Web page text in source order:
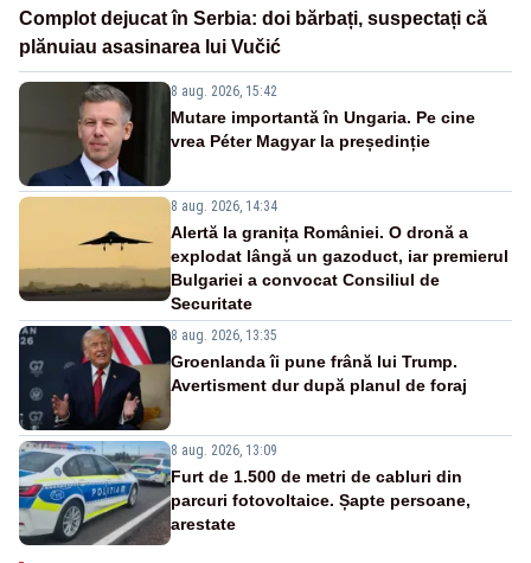
Complot dejucat în Serbia: doi bărbați, suspectați că
plănuiau asasinarea lui Vučić
8 aug. 2026, 15:42
Mutare importantă în Ungaria. Pe cine
vrea Péter Magyar la președinție
8 aug. 2026, 14:34
Alertă la granița României. O dronă a
explodat lângă un gazoduct, iar premierul
Bulgariei a convocat Consiliul de
Securitate
8 aug. 2026, 13:35
Groenlanda îi pune frână lui Trump.
Avertisment dur după planul de foraj
8 aug. 2026, 13:09
Furt de 1.500 de metri de cabluri din
parcuri fotovoltaice. Șapte persoane,
arestate